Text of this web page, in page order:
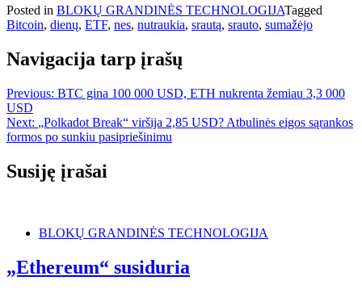
Posted in BLOKŲ GRANDINĖS TECHNOLOGIJATagged
Bitcoin, dienų, ETF, nes, nutraukia, srautą, srauto, sumažėjo
Navigacija tarp įrašų
Previous: BTC gina 100 000 USD, ETH nukrenta žemiau 3,3 000
USD
Next: „Polkadot Break“ viršija 2,85 USD? Atbulinės eigos sąrankos
formos po sunkiu pasipriešinimu
Susiję įrašai
BLOKŲ GRANDINĖS TECHNOLOGIJA
„Ethereum“ susiduria